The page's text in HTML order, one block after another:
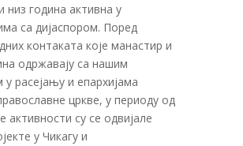
низ година активна у
са дијаспором. Поред
контаката које манастир и
одржавају са нашим
расејању и епархијама
цркве, у периоду од
активности су се одвијале
у Чикагу и